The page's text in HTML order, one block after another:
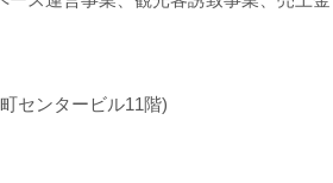
センタービル11階)